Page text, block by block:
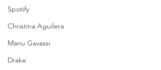
Spotify
Christina Aguilera
Manu Gavassi
Drake